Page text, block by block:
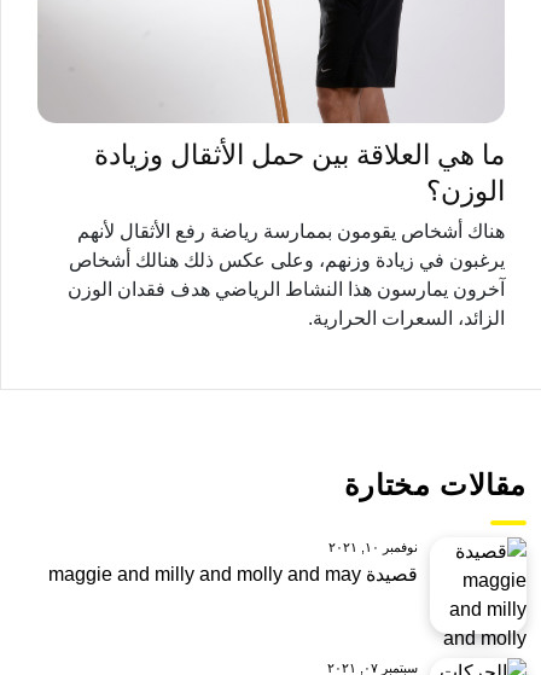
ما هي العلاقة بين حمل الأثقال وزيادة
الوزن؟
هناك أشخاص يقومون بممارسة رياضة رفع الأثقال لأنهم
يرغبون في زيادة وزنهم، وعلى عكس ذلك هنالك أشخاص
آخرون يمارسون هذا النشاط الرياضي هدف فقدان الوزن
الزائد، السعرات الحرارية.
مقالات مختارة
نوفمبر ١٠, ٢٠٢١
قصيدة maggie and milly and molly and may
سبتمبر ٠٧, ٢٠٢١